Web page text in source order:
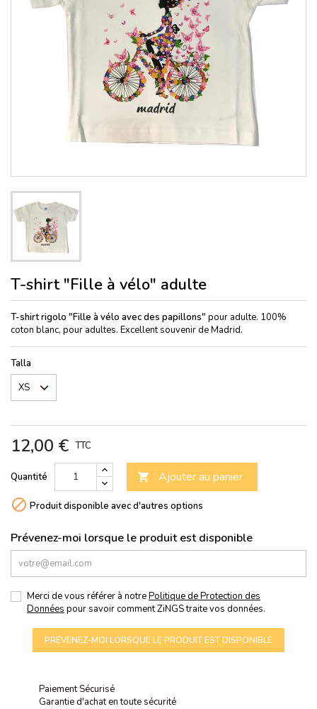
T-shirt "Fille à vélo" adulte
T-shirt rigolo "Fille à vélo avec des papillons" pour adulte. 100%
coton blanc, pour adultes. Excellent souvenir de Madrid.
Talla
12,00 € TTC
Quantité  Ajouter au panier
 Produit disponible avec d'autres options
Prévenez-moi lorsque le produit est disponible
Merci de vous référer à notrePolitique de Protection des
Données pour savoir comment ZiNGS traite vos données.
PRÉVENEZ-MOI LORSQUE LE PRODUIT EST DISPONIBLE
Paiement Sécurisé
Garantie d'achat en toute sécurité